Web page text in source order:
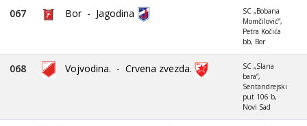
067 Bor - Jagodina
SC „Bobana
Momčilović“,
Petra Kočića
bb, Bor
068 Vojvodina. - Crvena zvezda.
SC „Slana
bara“,
Sentandrejski
put 106 b,
Novi Sad